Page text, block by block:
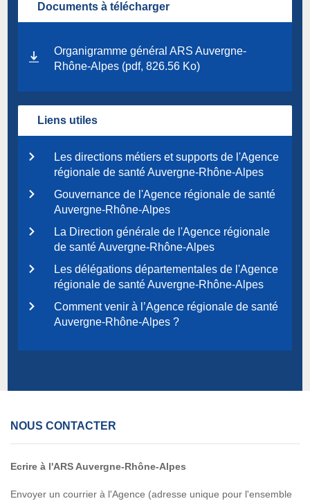
Documents à télécharger
Organigramme général ARS Auvergne-
Rhône-Alpes (pdf, 826.56 Ko)
Liens utiles
Les directions métiers et supports de l'Agence
régionale de santé Auvergne-Rhône-Alpes
Gouvernance de l'Agence régionale de santé
Auvergne-Rhône-Alpes
La Direction générale de l'Agence régionale
de santé Auvergne-Rhône-Alpes
Les délégations départementales de l'Agence
régionale de santé Auvergne-Rhône-Alpes
Comment venir à l’Agence régionale de santé
Auvergne-Rhône-Alpes ?
NOUS CONTACTER
Ecrire à l'ARS Auvergne-Rhône-Alpes
Envoyer un courrier à l'Agence (adresse unique pour l'ensemble